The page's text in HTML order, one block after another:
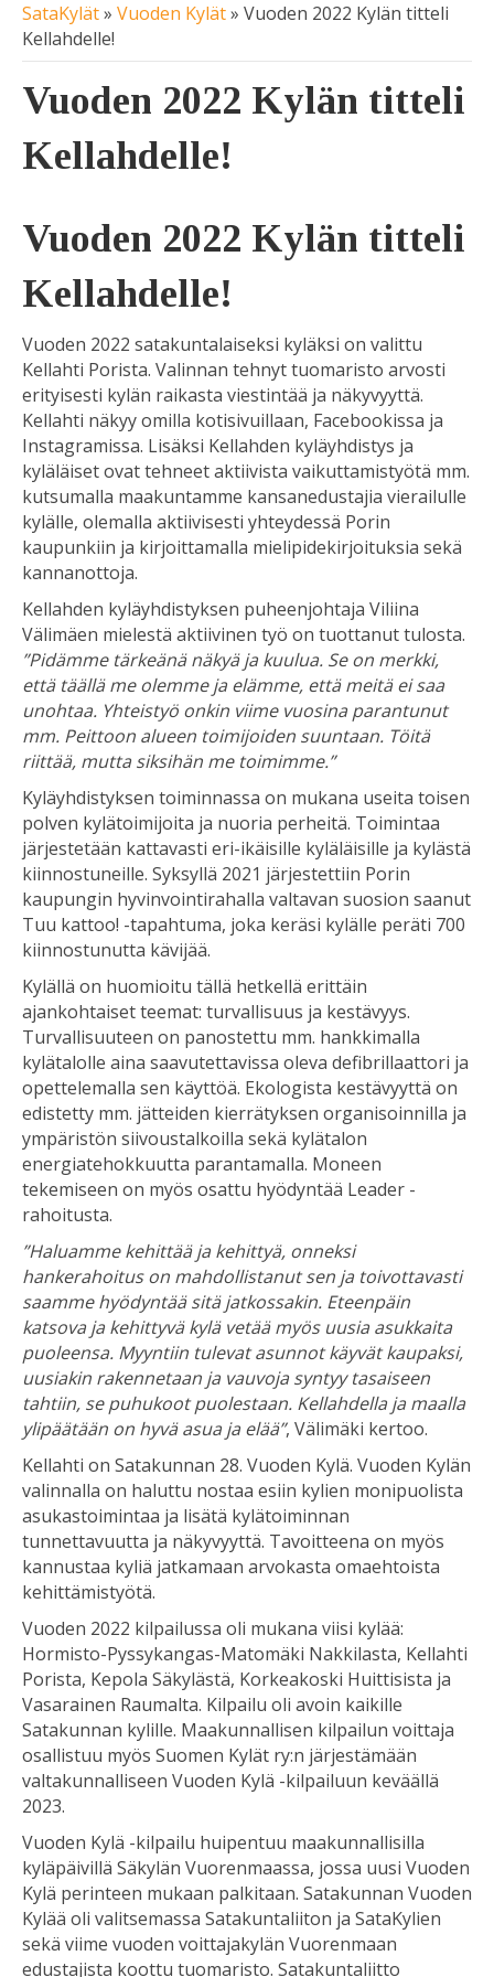
SataKylät» Vuoden Kylät» Vuoden 2022 Kylän titteli
Kellahdelle!
Vuoden 2022 Kylän titteli
Kellahdelle!
Vuoden 2022 Kylän titteli
Kellahdelle!
Vuoden 2022 satakuntalaiseksi kyläksi on valittu
Kellahti Porista. Valinnan tehnyt tuomaristo arvosti
erityisesti kylän raikasta viestintää ja näkyvyyttä.
Kellahti näkyy omilla kotisivuillaan, Facebookissa ja
Instagramissa. Lisäksi Kellahden kyläyhdistys ja
kyläläiset ovat tehneet aktiivista vaikuttamistyötä mm.
kutsumalla maakuntamme kansanedustajia vierailulle
kylälle, olemalla aktiivisesti yhteydessä Porin
kaupunkiin ja kirjoittamalla mielipidekirjoituksia sekä
kannanottoja.
Kellahden kyläyhdistyksen puheenjohtaja Viliina
Välimäen mielestä aktiivinen työ on tuottanut tulosta.
”Pidämme tärkeänä näkyä ja kuulua. Se on merkki,
että täällä me olemme ja elämme, että meitä ei saa
unohtaa. Yhteistyö onkin viime vuosina parantunut
mm. Peittoon alueen toimijoiden suuntaan. Töitä
riittää, mutta siksihän me toimimme.”
Kyläyhdistyksen toiminnassa on mukana useita toisen
polven kylätoimijoita ja nuoria perheitä. Toimintaa
järjestetään kattavasti eri-ikäisille kyläläisille ja kylästä
kiinnostuneille. Syksyllä 2021 järjestettiin Porin
kaupungin hyvinvointirahalla valtavan suosion saanut
Tuu kattoo! -tapahtuma, joka keräsi kylälle peräti 700
kiinnostunutta kävijää.
Kylällä on huomioitu tällä hetkellä erittäin
ajankohtaiset teemat: turvallisuus ja kestävyys.
Turvallisuuteen on panostettu mm. hankkimalla
kylätalolle aina saavutettavissa oleva defibrillaattori ja
opettelemalla sen käyttöä. Ekologista kestävyyttä on
edistetty mm. jätteiden kierrätyksen organisoinnilla ja
ympäristön siivoustalkoilla sekä kylätalon
energiatehokkuutta parantamalla. Moneen
tekemiseen on myös osattu hyödyntää Leader -
rahoitusta.
”Haluamme kehittää ja kehittyä, onneksi
hankerahoitus on mahdollistanut sen ja toivottavasti
saamme hyödyntää sitä jatkossakin. Eteenpäin
katsova ja kehittyvä kylä vetää myös uusia asukkaita
puoleensa. Myyntiin tulevat asunnot käyvät kaupaksi,
uusiakin rakennetaan ja vauvoja syntyy tasaiseen
tahtiin, se puhukoot puolestaan. Kellahdella ja maalla
ylipäätään on hyvä asua ja elää”, Välimäki kertoo.
Kellahti on Satakunnan 28. Vuoden Kylä. Vuoden Kylän
valinnalla on haluttu nostaa esiin kylien monipuolista
asukastoimintaa ja lisätä kylätoiminnan
tunnettavuutta ja näkyvyyttä. Tavoitteena on myös
kannustaa kyliä jatkamaan arvokasta omaehtoista
kehittämistyötä.
Vuoden 2022 kilpailussa oli mukana viisi kylää:
Hormisto-Pyssykangas-Matomäki Nakkilasta, Kellahti
Porista, Kepola Säkylästä, Korkeakoski Huittisista ja
Vasarainen Raumalta. Kilpailu oli avoin kaikille
Satakunnan kylille. Maakunnallisen kilpailun voittaja
osallistuu myös Suomen Kylät ry:n järjestämään
valtakunnalliseen Vuoden Kylä -kilpailuun keväällä
2023.
Vuoden Kylä -kilpailu huipentuu maakunnallisilla
kyläpäivillä Säkylän Vuorenmaassa, jossa uusi Vuoden
Kylä perinteen mukaan palkitaan. Satakunnan Vuoden
Kylää oli valitsemassa Satakuntaliiton ja SataKylien
sekä viime vuoden voittajakylän Vuorenmaan
edustajista koottu tuomaristo. Satakuntaliitto